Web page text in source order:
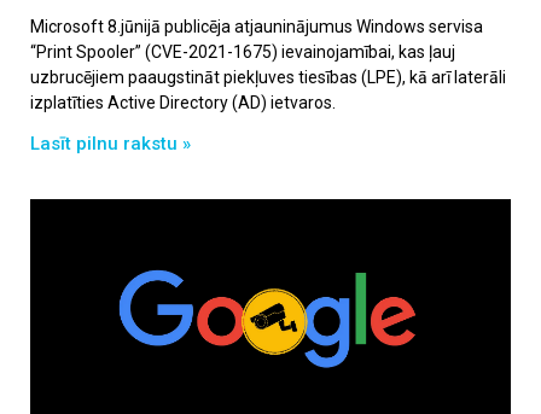
Microsoft 8.jūnijā publicēja atjauninājumus Windows servisa
“Print Spooler” (CVE-2021-1675) ievainojamībai, kas ļauj
uzbrucējiem paaugstināt piekļuves tiesības (LPE), kā arī laterāli
izplatīties Active Directory (AD) ietvaros.
Lasīt pilnu rakstu »